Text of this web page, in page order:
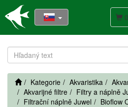
0
Kategorie Akvaristika
Akvarijné filtre
Filtry a náplně
Filtrační náplně Juwel
Bioflow